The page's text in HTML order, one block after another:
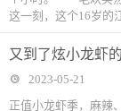
这一刻，这个16岁的
又到了炫小龙虾
2023-05-21
正值小龙虾季，麻辣